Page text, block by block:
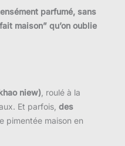
parfumé, sans
maison” qu’on oublie
niew) , roulé à la
Et parfois, des
pimentée maison en